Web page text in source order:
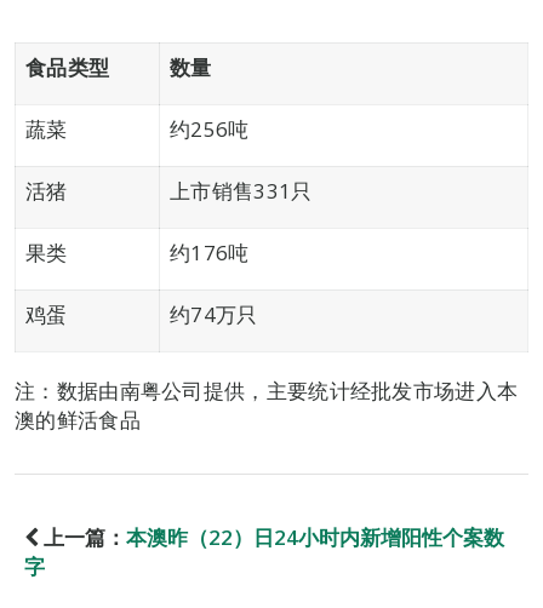
食品类型 数量
蔬菜 约256吨
活猪 上市销售331只
果类 约176吨
鸡蛋 约74万只
注：数据由南粤公司提供，主要统计经批发市场进入本
澳的鲜活食品
上一篇： 本澳昨（22）日24小时内新增阳性个案数
字